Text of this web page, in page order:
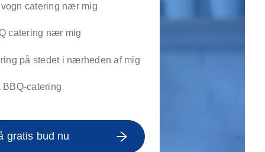
af tagrende
rengøring
catering nær mig
catering nær mig
på stedet i nærheden af mig
BBQ-catering
gratis bud nu